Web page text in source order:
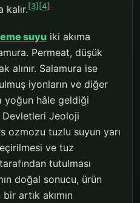
kalır.[3] [4]
suyu iki akıma
Permeat, düşük
alınır. Salamura ise
iyonların ve diğer
yoğun hâle geldiği
Devletleri Jeoloji
ozmozu tuzlu suyun yarı
ve tuz
tutulması
doğal sonucu, ürün
artık akımın